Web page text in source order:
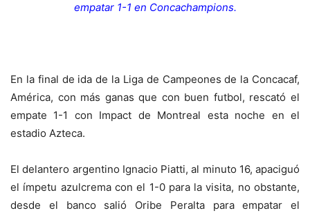
empatar 1-1 en Concachampions.
En la final de ida de la Liga de Campeones de la Concacaf,
América, con más ganas que con buen futbol, rescató el
empate 1-1 con Impact de Montreal esta noche en el
estadio Azteca.
El delantero argentino Ignacio Piatti, al minuto 16, apaciguó
el ímpetu azulcrema con el 1-0 para la visita, no obstante,
desde el banco salió Oribe Peralta para empatar el